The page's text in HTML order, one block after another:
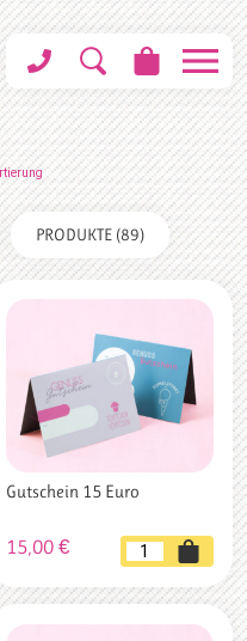
PRODUKTE (89)
Gutschein 15 Euro
15,00€
Gutschein
15
Euro
Menge